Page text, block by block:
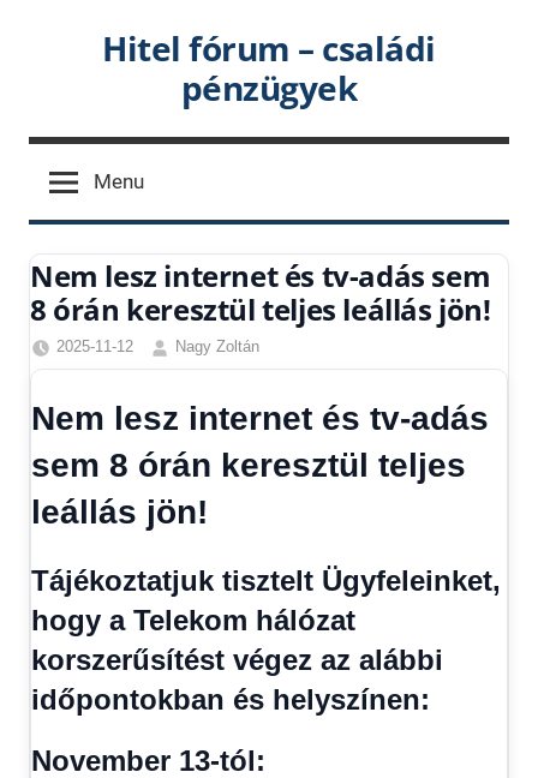
Hitel fórum – családi
pénzügyek
Menu
Nem lesz internet és tv-adás sem
8 órán keresztül teljes leállás jön!
2025-11-12
Nagy Zoltán
Egyéb,
hírek,
Gazdaság,
Hírek,
Hitel
fórum
Nem lesz internet és tv-adás
sem 8 órán keresztül teljes
leállás jön!
Tájékoztatjuk tisztelt Ügyfeleinket,
hogy a Telekom hálózat
korszerűsítést végez az alábbi
időpontokban és helyszínen:
November 13-tól: